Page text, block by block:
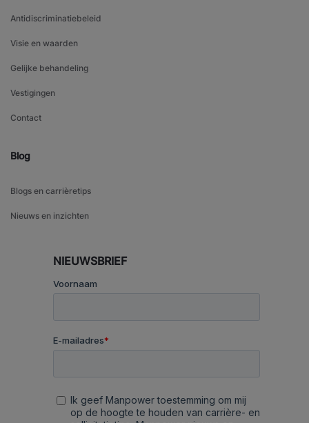
Antidiscriminatiebeleid
Visie en waarden
Gelijke behandeling
Vestigingen
Contact
Blog
Blogs en carrièretips
Nieuws en inzichten
NIEUWSBRIEF